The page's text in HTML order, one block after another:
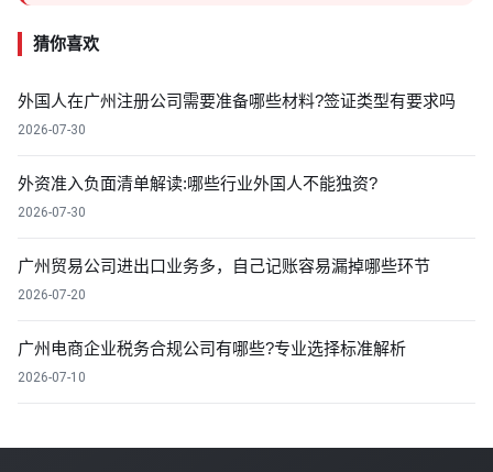
猜你喜欢
外国人在广州注册公司需要准备哪些材料?签证类型有要求吗
2026-07-30
外资准入负面清单解读:哪些行业外国人不能独资?
2026-07-30
广州贸易公司进出口业务多，自己记账容易漏掉哪些环节
2026-07-20
广州电商企业税务合规公司有哪些?专业选择标准解析
2026-07-10